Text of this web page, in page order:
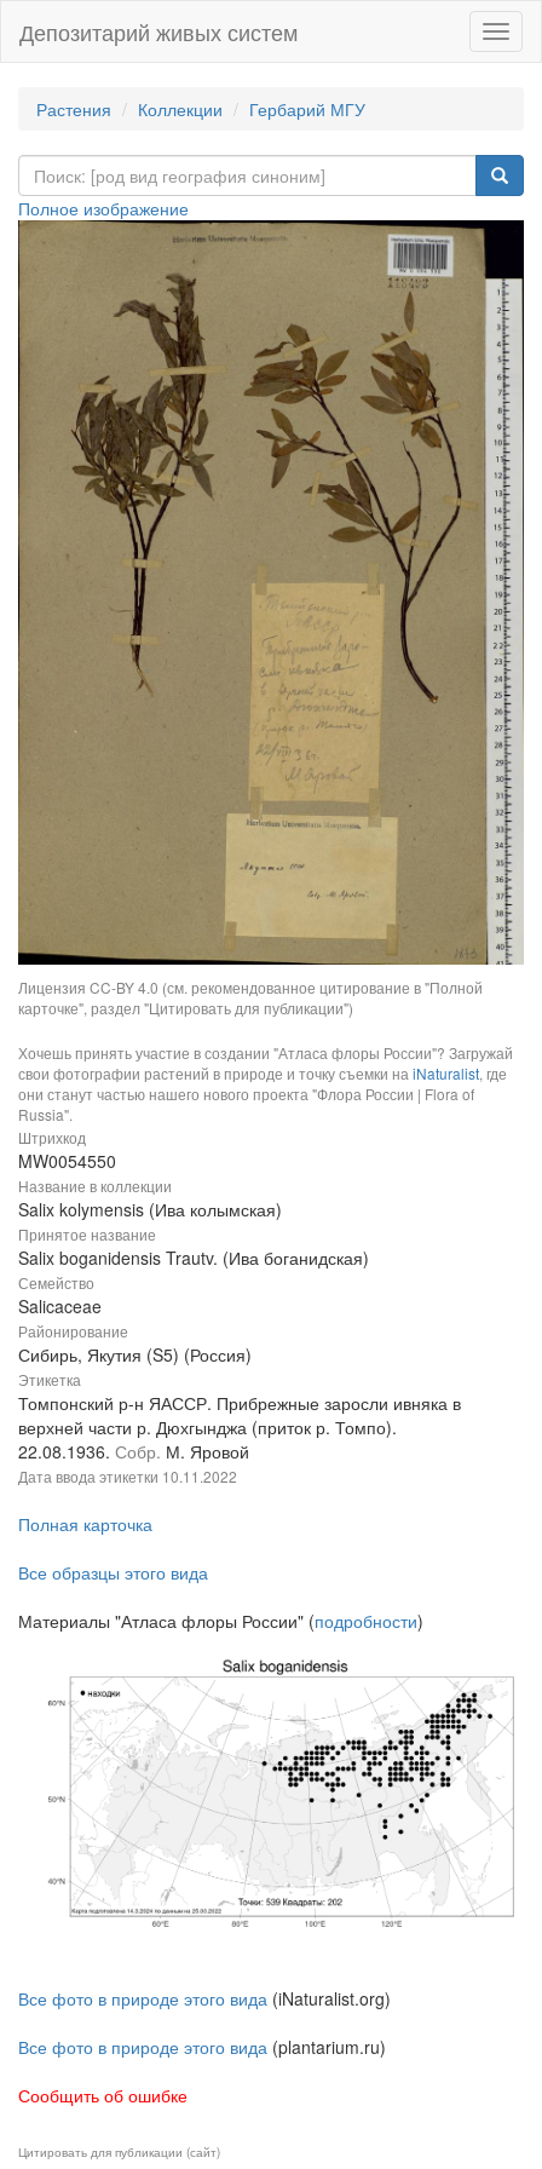
Депозитарий живых систем
Растения Коллекции Гербарий МГУ
Полное изображение
Лицензия CC-BY 4.0 (см. рекомендованное цитирование в "Полной
карточке", раздел "Цитировать для публикации")
Хочешь принять участие в создании "Атласа флоры России"? Загружай
свои фотографии растений в природе и точку съемки на iNaturalist, где
они станут частью нашего нового проекта "Флора России | Flora of
Russia".
Штрихкод
MW0054550
Название в коллекции
Salix kolymensis (Ива колымская)
Принятое название
Salix boganidensis Trautv. (Ива боганидская)
Семейство
Salicaceae
Районирование
Сибирь, Якутия (S5) (Россия)
Этикетка
Томпонский р-н ЯАССР. Прибрежные заросли ивняка в
верхней части р. Дюхгынджа (приток р. Томпо).
22.08.1936. Собр. М. Яровой
Дата ввода этикетки 10.11.2022
Полная карточка
Все образцы этого вида
Материалы "Атласа флоры России" (подробности)
Все фото в природе этого вида (iNaturalist.org)
Все фото в природе этого вида (plantarium.ru)
Сообщить об ошибке
Цитировать для публикации (сайт)